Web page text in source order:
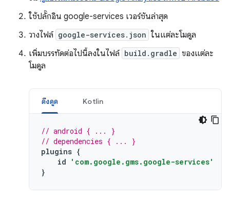
ใช้ปลั๊กอิน google-services เวอร์ชันล่าสุด
วางไฟล์ google-services.json ในแต่ละโมดูล
เพิ่มบรรทัดต่อไปนี้ลงในไฟล์ build.gradle ของแต่ละ
โมดูล
ดึงดูด Kotlin
// android { ... }
// dependencies { ... }
plugins {
id
'com.google.gms.google-services'
}